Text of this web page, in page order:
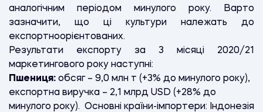
аналогічним періодом минулого року. Варто
зазначити, що ці культури належать до
експортноорієнтованих.
Результати експорту за 3 місяці 2020/21
маркетингового року наступні:
Пшениця: обсяг – 9,0 млн т (+3% до минулого року),
експортна виручка – 2,1 млрд USD (+28% до
минулого року). Основні країни-імпортери: Індонезія